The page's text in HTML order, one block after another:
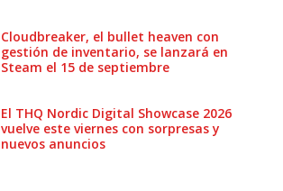
Cloudbreaker, el bullet heaven con
gestión de inventario, se lanzará en
Steam el 15 de septiembre
El THQ Nordic Digital Showcase 2026
vuelve este viernes con sorpresas y
nuevos anuncios